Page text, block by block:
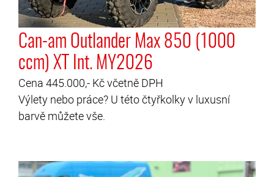
Can-am Outlander Max 850 (1000
ccm) XT Int. MY2026
Cena 445.000,- Kč včetně DPH
Výlety nebo práce? U této čtyřkolky v luxusní
barvě můžete vše.